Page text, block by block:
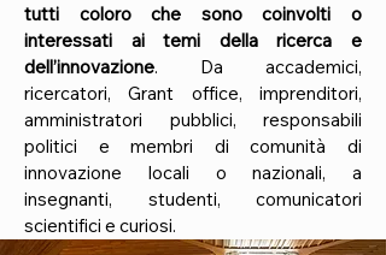
tutti coloro che sono coinvolti o
interessati ai temi della ricerca e
dell’innovazione. Da accademici,
ricercatori, Grant office, imprenditori,
amministratori pubblici, responsabili
politici e membri di comunità di
innovazione locali o nazionali, a
insegnanti, studenti, comunicatori
scientifici e curiosi.